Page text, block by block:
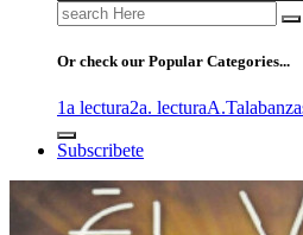
Search
for:
Or check our Popular Categories...
1a lectura2a. lecturaA.T
Subscribete